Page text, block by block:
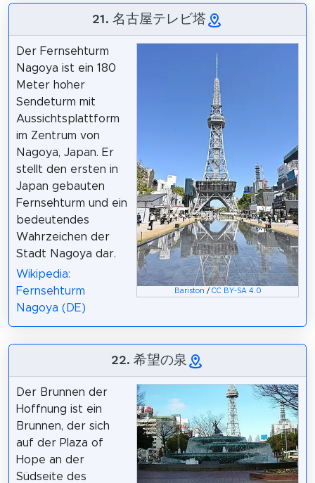
21. 名古屋テレビ塔
Bariston / CC BY-SA 4.0
Der Fernsehturm
Nagoya ist ein 180
Meter hoher
Sendeturm mit
Aussichtsplattform
im Zentrum von
Nagoya, Japan. Er
stellt den ersten in
Japan gebauten
Fernsehturm und ein
bedeutendes
Wahrzeichen der
Stadt Nagoya dar.
Wikipedia:
Fernsehturm
Nagoya (DE)
22. 希望の泉
Der Brunnen der
Hoffnung ist ein
Brunnen, der sich
auf der Plaza of
Hope an der
Südseite des